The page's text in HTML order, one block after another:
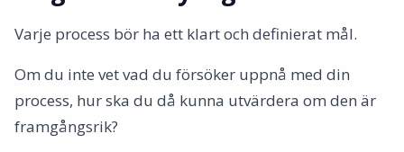
Varje process bör ha ett klart och definierat mål.
Om du inte vet vad du försöker uppnå med din
process, hur ska du då kunna utvärdera om den är
framgångsrik?